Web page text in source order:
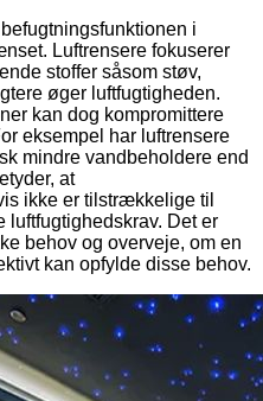
i
Luftrensere fokuserer
stoffer såsom støv,
øger luftfugtigheden.
kan dog kompromittere
eksempel har luftrensere
mindre vandbeholdere end
at
ikke er tilstrækkelige til
luftfugtighedskrav. Det er
behov og overveje, om en
kan opfylde disse behov.